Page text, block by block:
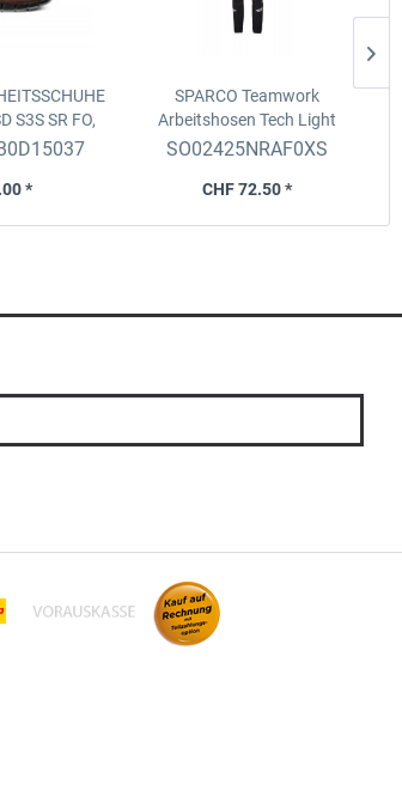
S3S SR FO,
37
*
SPARCO Teamwork
Arbeitshosen Tech Light
Schwarz-Orange fluo, Grösse
SO02425NRAF0XS
CHF 72.50 *